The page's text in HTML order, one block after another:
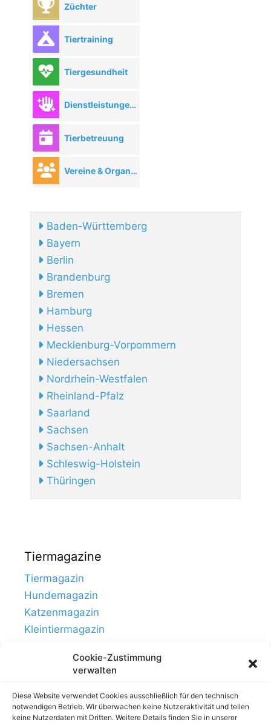
Cookie-Zustimmung
verwalten
Diese Website verwendet Cookies ausschließlich für den technisch
notwendigen Betrieb. Wir überwachen keine Nutzeraktivität und teilen
keine Nutzerdaten mit Dritten. Weitere Details finden Sie in unserer
Züchter
Tiertraining
Tiergesundheit
Dienstleistungen rund ums Tier
Tierbetreuung
Vereine & Organisationen
Baden-Württemberg
Bayern
Berlin
Brandenburg
Bremen
Hamburg
Hessen
Mecklenburg-Vorpommern
Niedersachsen
Nordrhein-Westfalen
Rheinland-Pfalz
Saarland
Sachsen
Sachsen-Anhalt
Schleswig-Holstein
Thüringen
Tiermagazine
Tiermagazin
Hundemagazin
Katzenmagazin
Kleintiermagazin